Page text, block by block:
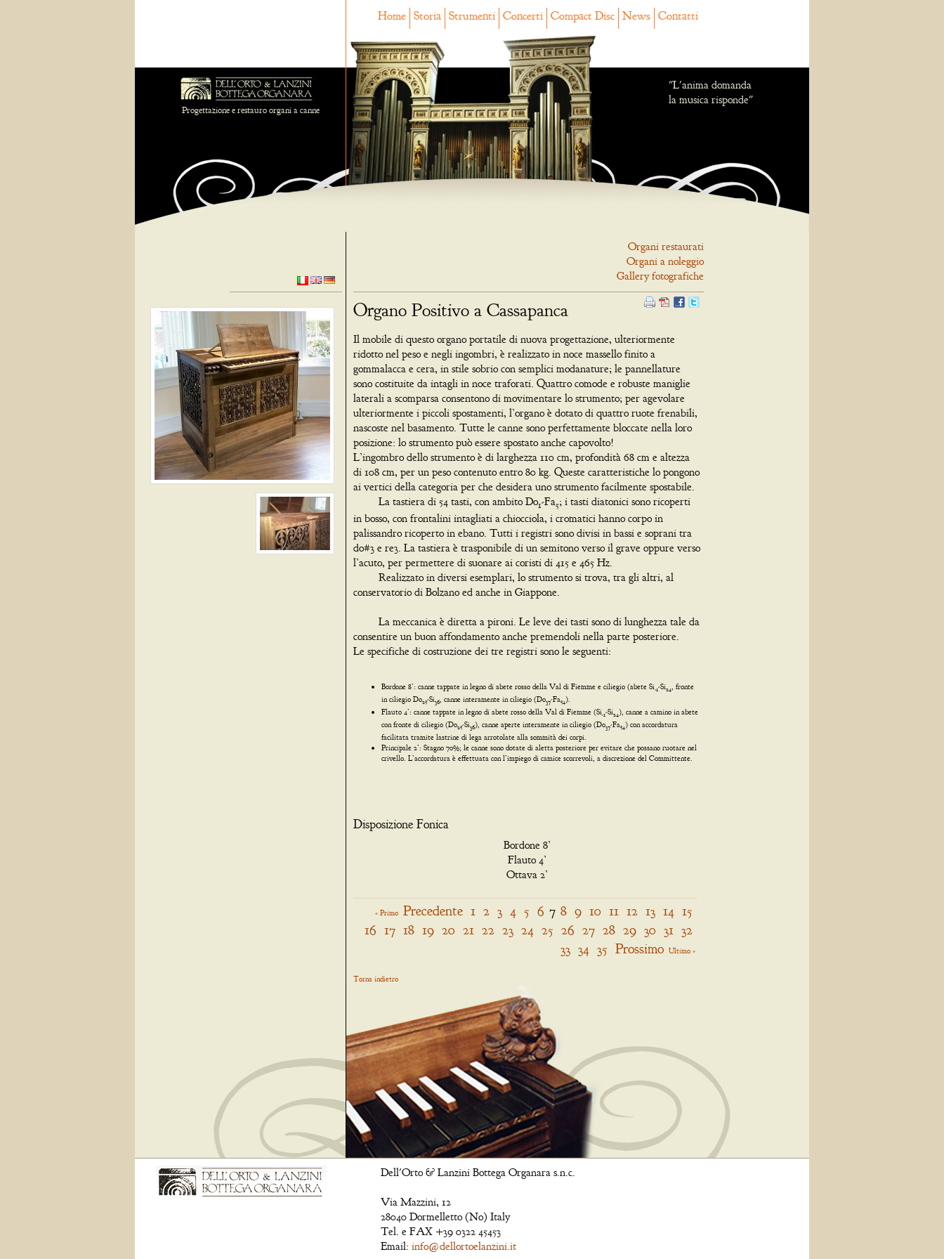
Home Storia Strumenti Concerti Compact Disc News Contatti
Progettazione e restauro organi a canne
"L'anima domanda
la musica risponde"
Organi restaurati
Organi a noleggio
Gallery fotografiche
Organo Positivo a Cassapanca
Il mobile di questo organo portatile di nuova progettazione, ulteriormente
ridotto nel peso e negli ingombri, è realizzato in noce massello finito a
gommalacca e cera, in stile sobrio con semplici modanature; le pannellature
sono costituite da intagli in noce traforati. Quattro comode e robuste maniglie
laterali a scomparsa consentono di movimentare lo strumento; per agevolare
ulteriormente i piccoli spostamenti, l’organo è dotato di quattro ruote frenabili,
nascoste nel basamento. Tutte le canne sono perfettamente bloccate nella loro
posizione: lo strumento può essere spostato anche capovolto!
L’ingombro dello strumento è di larghezza 110 cm, profondità 68 cm e altezza
di 108 cm, per un peso contenuto entro 80 kg. Queste caratteristiche lo pongono
ai vertici della categoria per che desidera uno strumento facilmente spostabile.
La tastiera di 54 tasti, con ambito Do1-Fa5; i tasti diatonici sono ricoperti
in bosso, con frontalini intagliati a chiocciola, i cromatici hanno corpo in
palissandro ricoperto in ebano. Tutti i registri sono divisi in bassi e soprani tra
do#3 e re3. La tastiera è trasponibile di un semitono verso il grave oppure verso
l’acuto, per permettere di suonare ai coristi di 415 e 465 Hz.
Realizzato in diversi esemplari, lo strumento si trova, tra gli altri, al
conservatorio di Bolzano ed anche in Giappone.
La meccanica è diretta a pironi. Le leve dei tasti sono di lunghezza tale da
consentire un buon affondamento anche premendoli nella parte posteriore.
Le specifiche di costruzione dei tre registri sono le seguenti:
Bordone 8’: canne tappate in legno di abete rosso della Val di Fiemme e ciliegio (abete Si-1-Si24 , fronte
in ciliegio Do25-Si36, canne interamente in ciliegio (Do37-Fa54).
Flauto 4’: canne tappate in legno di abete rosso della Val di Fiemme (Si-1-Si24), canne a camino in abete
con fronte di ciliegio (Do25-Si36), canne aperte interamente in ciliegio (Do37-Fa54) con accordatura
facilitata tramite lastrine di lega arrotolate alla sommità dei corpi.
Principale 2’: Stagno 70%; le canne sono dotate di aletta posteriore per evitare che possano ruotare nel
crivello. L’accordatura è effettuata con l’impiego di camice scorrevoli, a discrezione del Committente.
Disposizione Fonica
Bordone 8’
Flauto 4’
Ottava 2’
« Primo Precedente 1 2 3 4 5 6 7 8 9 10 11 12 13 14 15
16 17 18 19 20 21 22 23 24 25 26 27 28 29 30 31 32
33 34 35 Prossimo Ultimo »
Torna indietro
Dell'Orto & Lanzini Bottega Organara s.n.c.
Via Mazzini, 12
28040 Dormelletto (No) Italy
Tel. e FAX +39 0322 45453
Email: info@dellortoelanzini.it